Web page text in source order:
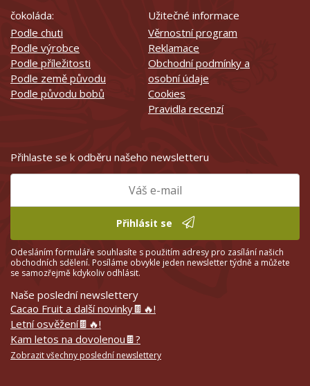
čokoláda:
Podle chuti
Podle výrobce
Podle příležitosti
Podle země původu
Podle původu bobů
Užitečné informace
Věrnostní program
Reklamace
Obchodní podmínky a
osobní údaje
Cookies
Pravidla recenzí
Přihlaste se k odběru našeho newsletteru
Přihlásit se
Odesláním formuláře souhlasíte s použitím adresy pro zasílání našich
obchodních sdělení. Posíláme obvykle jeden newsletter týdně a můžete
se samozřejmě kdykoliv odhlásit.
Naše poslední newslettery
Cacao Fruit a další novinky🍫🔥!
Letní osvěžení🍫🔥!
Kam letos na dovolenou🍫?
Zobrazit všechny poslední newslettery